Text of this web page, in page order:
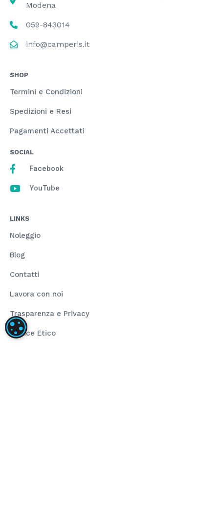
Modena
059-843014
info@camperis.it
SHOP
Termini e Condizioni
Spedizioni e Resi
Pagamenti Accettati
SOCIAL
Facebook
YouTube
LINKS
Noleggio
Blog
Contatti
Lavora con noi
Trasparenza e Privacy
Codice Etico
IMPOSTAZIONI DEI COOKIE